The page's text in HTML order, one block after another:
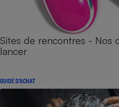
Sites de rencontres - Nos
lancer
GUIDE D'ACHAT